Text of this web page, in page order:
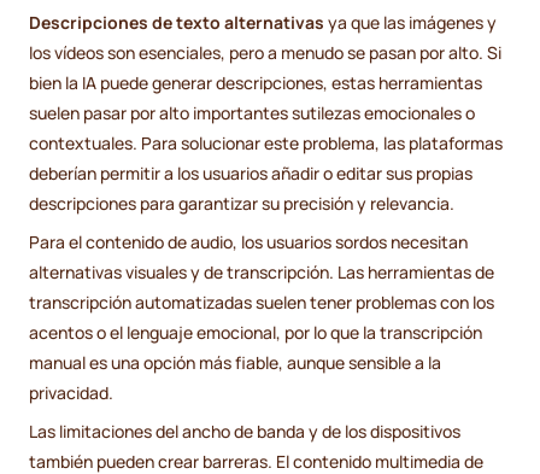
Descripciones de texto alternativas ya que las imágenes y
los vídeos son esenciales, pero a menudo se pasan por alto. Si
bien la IA puede generar descripciones, estas herramientas
suelen pasar por alto importantes sutilezas emocionales o
contextuales. Para solucionar este problema, las plataformas
deberían permitir a los usuarios añadir o editar sus propias
descripciones para garantizar su precisión y relevancia.
Para el contenido de audio, los usuarios sordos necesitan
alternativas visuales y de transcripción. Las herramientas de
transcripción automatizadas suelen tener problemas con los
acentos o el lenguaje emocional, por lo que la transcripción
manual es una opción más fiable, aunque sensible a la
privacidad.
Las limitaciones del ancho de banda y de los dispositivos
también pueden crear barreras. El contenido multimedia de